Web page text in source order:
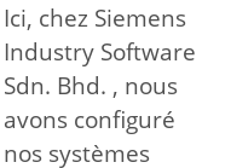
Ici, chez Siemens
Industry Software
Sdn. Bhd. , nous
avons configuré
nos systèmes